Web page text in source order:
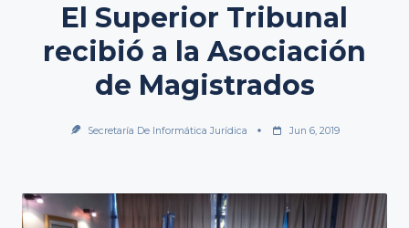
El Superior Tribunal
recibió a la Asociación
de Magistrados
Secretaría De Informática Jurídica Jun 6, 2019